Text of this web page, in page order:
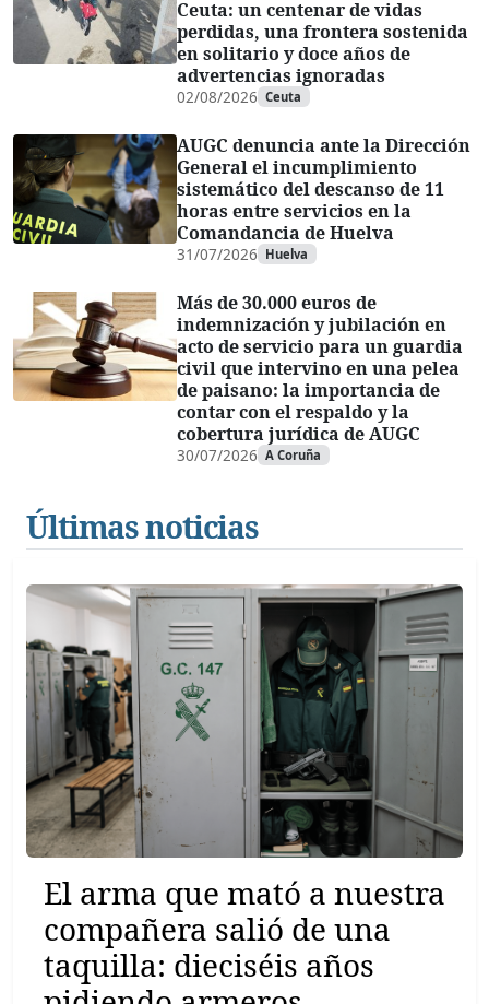
Ceuta: un centenar de vidas
perdidas, una frontera sostenida
en solitario y doce años de
advertencias ignoradas
02/08/2026 Ceuta
AUGC denuncia ante la Dirección
General el incumplimiento
sistemático del descanso de 11
horas entre servicios en la
Comandancia de Huelva
31/07/2026 Huelva
Más de 30.000 euros de
indemnización y jubilación en
acto de servicio para un guardia
civil que intervino en una pelea
de paisano: la importancia de
contar con el respaldo y la
cobertura jurídica de AUGC
30/07/2026 A Coruña
Últimas noticias
El arma que mató a nuestra
compañera salió de una
taquilla: dieciséis años